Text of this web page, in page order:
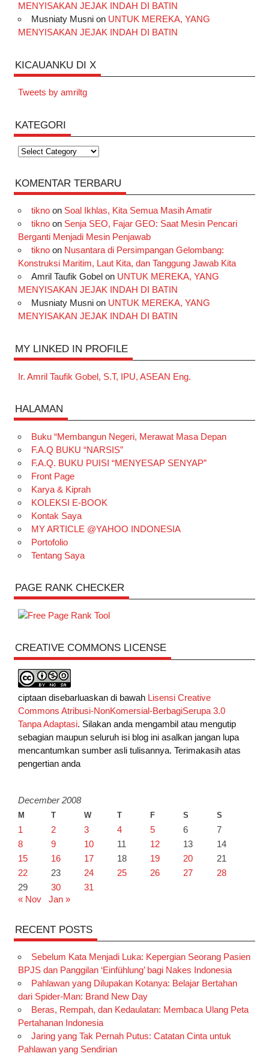
MENYISAKAN JEJAK INDAH DI BATIN
Musniaty Musnion UNTUK MEREKA, YANG
MENYISAKAN JEJAK INDAH DI BATIN
KICAUANKU DI X
Tweets by amriltg
KATEGORI
Kategori
KOMENTAR TERBARU
tiknoon Soal Ikhlas, Kita Semua Masih Amatir
tiknoon Senja SEO, Fajar GEO: Saat Mesin Pencari
Berganti Menjadi Mesin Penjawab
tiknoon Nusantara di Persimpangan Gelombang:
Konstruksi Maritim, Laut Kita, dan Tanggung Jawab Kita
Amril Taufik Gobel on UNTUK MEREKA, YANG
MENYISAKAN JEJAK INDAH DI BATIN
Musniaty Musnion UNTUK MEREKA, YANG
MENYISAKAN JEJAK INDAH DI BATIN
MY LINKED IN PROFILE
Ir. Amril Taufik Gobel, S.T, IPU, ASEAN Eng.
HALAMAN
Buku “Membangun Negeri, Merawat Masa Depan
F.A.Q BUKU “NARSIS”
F.A.Q. BUKU PUISI “MENYESAP SENYAP”
Front Page
Karya & Kiprah
KOLEKSI E-BOOK
Kontak Saya
MY ARTICLE @YAHOO INDONESIA
Portofolio
Tentang Saya
PAGE RANK CHECKER
CREATIVE COMMONS LICENSE
ciptaan disebarluaskan di bawah Lisensi Creative
Commons Atribusi-NonKomersial-BerbagiSerupa 3.0
Tanpa Adaptasi. Silakan anda mengambil atau mengutip
sebagian maupun seluruh isi blog ini asalkan jangan lupa
mencantumkan sumber asli tulisannya. Terimakasih atas
pengertian anda
December 2008
M T W T F S S
1 2 3 4 5 6
7
8
9 10 11 12 13
14
15
16 17 18 19 20
21
22
23 24 25 26 27
28
29
30
31
« Nov
Jan »
RECENT POSTS
Sebelum Kata Menjadi Luka: Kepergian Seorang Pasien
BPJS dan Panggilan ‘Einfühlung’ bagi Nakes Indonesia
Pahlawan yang Dilupakan Kotanya: Belajar Bertahan
dari Spider-Man: Brand New Day
Beras, Rempah, dan Kedaulatan: Membaca Ulang Peta
Pertahanan Indonesia
Jaring yang Tak Pernah Putus: Catatan Cinta untuk
Pahlawan yang Sendirian